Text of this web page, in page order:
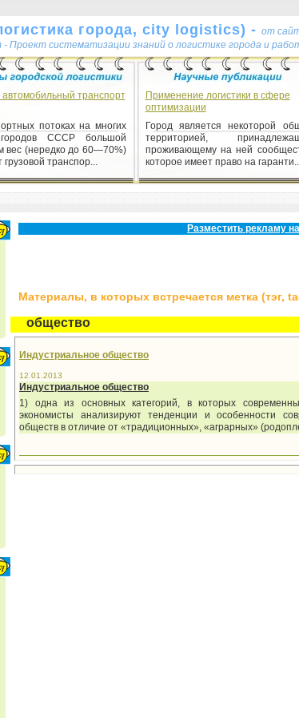
города, city logistics) - от
- Проект систематизации знаний о логистике города и
автомобильный транспорт
потоках на многих
СССР большой
вес (нередко до 60—70%)
грузовой транспор...
Применение логистики в сфере
оптимизации
Город является некоторой
территорией,
проживающему на ней
которое имеет право на
Разместить рекламу
Материалы, в которых встречается метка (тэг,
общество
Индустриальное общество
12.01.2013
Индустриальное общество
1) одна из основных категорий, в которых
экономисты анализируют тенденции и особенности
обществ в отличие от «традиционных», «аграрных»